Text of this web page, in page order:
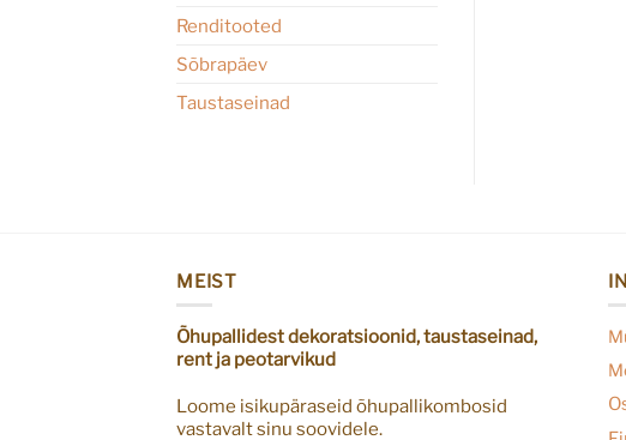
Renditooted
Sõbrapäev
Taustaseinad
MEIST
Õhupallidest dekoratsioonid, taustaseinad,
rent ja peotarvikud
Loome isikupäraseid õhupallikombosid
vastavalt sinu soovidele.